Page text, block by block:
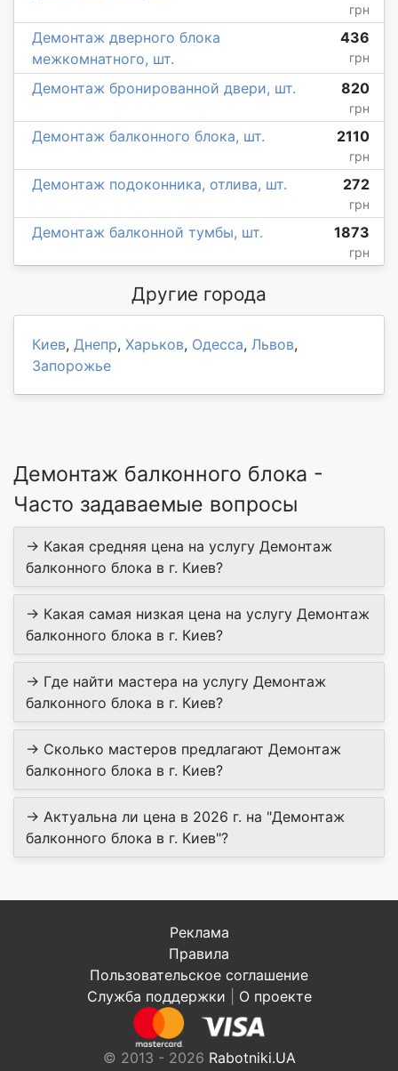
грн
Демонтаж дверного блока
межкомнатного, шт.
436
грн
Демонтаж бронированной двери, шт. 820
грн
Демонтаж балконного блока, шт. 2110
грн
Демонтаж подоконника, отлива, шт. 272
грн
Демонтаж балконной тумбы, шт. 1873
грн
Другие города
Киев, Днепр, Харьков, Одесса, Львов,
Запорожье
Демонтаж балконного блока -
Часто задаваемые вопросы
→ Какая средняя цена на услугу Демонтаж
балконного блока в г. Киев?
→ Какая самая низкая цена на услугу Демонтаж
балконного блока в г. Киев?
→ Где найти мастера на услугу Демонтаж
балконного блока в г. Киев?
→ Сколько мастеров предлагают Демонтаж
балконного блока в г. Киев?
→ Актуальна ли цена в 2026 г. на "Демонтаж
балконного блока в г. Киев"?
Реклама
Правила
Пользовательское соглашение
Служба поддержки
О проекте
© 2013 - 2026 Rabotniki.UA